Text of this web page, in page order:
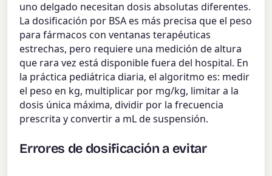
uno delgado necesitan dosis absolutas diferentes.
La dosificación por BSA es más precisa que el peso
para fármacos con ventanas terapéuticas
estrechas, pero requiere una medición de altura
que rara vez está disponible fuera del hospital. En
la práctica pediátrica diaria, el algoritmo es: medir
el peso en kg, multiplicar por mg/kg, limitar a la
dosis única máxima, dividir por la frecuencia
prescrita y convertir a mL de suspensión.
Errores de dosificación a evitar